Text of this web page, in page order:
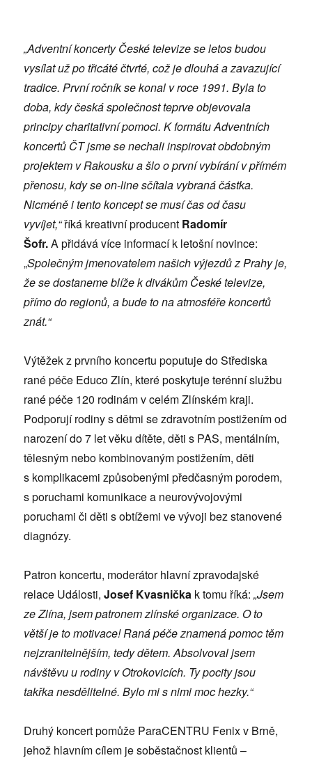
„Adventní koncerty České televize se letos budou
vysílat už po třicáté čtvrté, což je dlouhá a zavazující
tradice. První ročník se konal v roce 1991. Byla to
doba, kdy česká společnost teprve objevovala
principy charitativní pomoci. K formátu Adventních
koncertů ČT jsme se nechali inspirovat obdobným
projektem v Rakousku a šlo o první vybírání v přímém
přenosu, kdy se on-line sčítala vybraná částka.
Nicméně i tento koncept se musí čas od času
vyvíjet,“říká kreativní producent Radomír
Šofr.A přidává více informací k letošní novince:
„Společným jmenovatelem našich výjezdů z Prahy je,
že se dostaneme blíže k divákům České televize,
přímo do regionů, a bude to na atmosféře koncertů
znát.“
Výtěžek z prvního koncertu poputuje do Střediska
rané péče Educo Zlín, které poskytuje terénní službu
rané péče 120 rodinám v celém Zlínském kraji.
Podporují rodiny s dětmi se zdravotním postižením od
narození do 7 let věku dítěte, děti s PAS, mentálním,
tělesným nebo kombinovaným postižením, děti
s komplikacemi způsobenými předčasným porodem,
s poruchami komunikace a neurovývojovými
poruchami či děti s obtížemi ve vývoji bez stanovené
diagnózy.
Patron koncertu, moderátor hlavní zpravodajské
relace Události, Josef Kvasnička k tomu říká:„Jsem
ze Zlína, jsem patronem zlínské organizace. O to
větší je to motivace! Raná péče znamená pomoc těm
nejzranitelnějším, tedy dětem. Absolvoval jsem
návštěvu u rodiny v Otrokovicích. Ty pocity jsou
takřka nesdělitelné. Bylo mi s nimi moc hezky.“
Druhý koncert pomůže ParaCENTRU Fenix v Brně,
jehož hlavním cílem je soběstačnost klientů –